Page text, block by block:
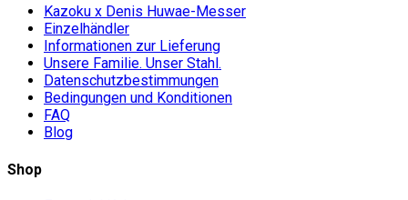
Kazoku x Denis Huwae-Messer
Einzelhändler
Informationen zur Lieferung
Unsere Familie. Unser Stahl.
Datenschutzbestimmungen
Bedingungen und Konditionen
FAQ
Blog
Shop